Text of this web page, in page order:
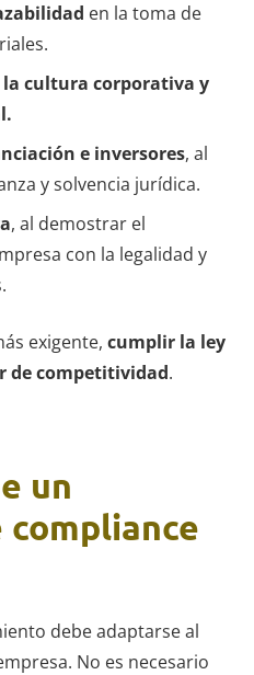
en la toma de
cultura corporativa y
e inversores, al
y solvencia jurídica.
, al demostrar el
con la legalidad y
exigente, cumplir la ley
de competitividad.
un
debe adaptarse al
No es necesario